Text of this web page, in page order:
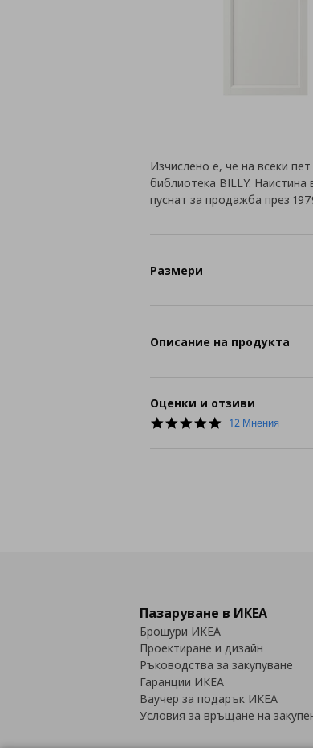
Изчислено е, че на всеки
библиотека BILLY.
пуснат за продажба през
Размери
Описание на продукта
Оценки и отзиви
4.8
12 Мнения
Пазаруване в ИКЕА
Брошури ИКЕА
Проектиране и дизайн
Ръководства за закупуване
Гаранции ИКЕА
Ваучер за подарък ИКЕА
Условия за връщане на